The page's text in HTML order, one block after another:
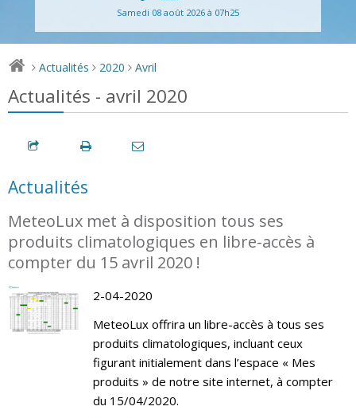
Samedi 08 août 2026 à 07h25
> Actualités > 2020 > Avril
Actualités - avril 2020
Actualités
MeteoLux met à disposition tous ses
produits climatologiques en libre-accès à
compter du 15 avril 2020 !
2-04-2020
MeteoLux offrira un libre-accès à tous ses
produits climatologiques, incluant ceux
figurant initialement dans l’espace « Mes
produits » de notre site internet, à compter
du 15/04/2020.